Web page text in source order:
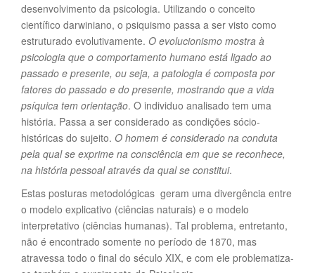
desenvolvimento da psicologia. Utilizando o conceito
científico darwiniano, o psiquismo passa a ser visto como
estruturado evolutivamente. O evolucionismo mostra à
psicologia que o comportamento humano está ligado ao
passado e presente, ou seja, a patologia é composta por
fatores do passado e do presente, mostrando que a vida
psíquica tem orientação. O individuo analisado tem uma
história. Passa a ser considerado as condições sócio-
históricas do sujeito. O homem é considerado na conduta
pela qual se exprime na consciência em que se reconhece,
na história pessoal através da qual se constitui.
Estas posturas metodológicas geram uma divergência entre
o modelo explicativo (ciências naturais) e o modelo
interpretativo (ciências humanas). Tal problema, entretanto,
não é encontrado somente no período de 1870, mas
atravessa todo o final do século XIX, e com ele problematiza-